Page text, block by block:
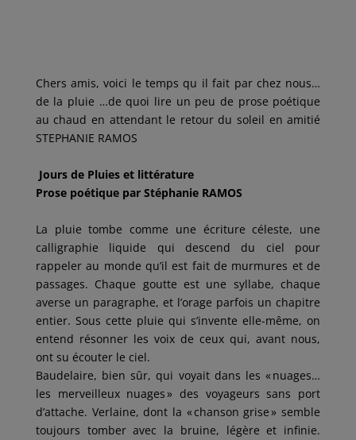
k n r
Chers amis, voici le temps qu il fait par chez nous…
de la pluie …de quoi lire un peu de prose poétique
au chaud en attendant le retour du soleil en amitié
STEPHANIE RAMOS
Jours de Pluies et littérature
Prose poétique par Stéphanie RAMOS
La pluie tombe comme une écriture céleste, une
calligraphie liquide qui descend du ciel pour
rappeler au monde qu’il est fait de murmures et de
passages. Chaque goutte est une syllabe, chaque
averse un paragraphe, et l’orage parfois un chapitre
entier. Sous cette pluie qui s’invente elle-même, on
entend résonner les voix de ceux qui, avant nous,
ont su écouter le ciel.
Baudelaire, bien sûr, qui voyait dans les « nuages…
les merveilleux nuages » des voyageurs sans port
d’attache. Verlaine, dont la « chanson grise » semble
toujours tomber avec la bruine, légère et infinie.